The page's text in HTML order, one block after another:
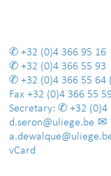
+32 (0)4 366 95 16
+32 (0)4 366 55 93
+32 (0)4 366 55 64
Fax +32 (0)4 366 55
Secretary:
+32 (0)4
d.seron@uliege.be
vCard